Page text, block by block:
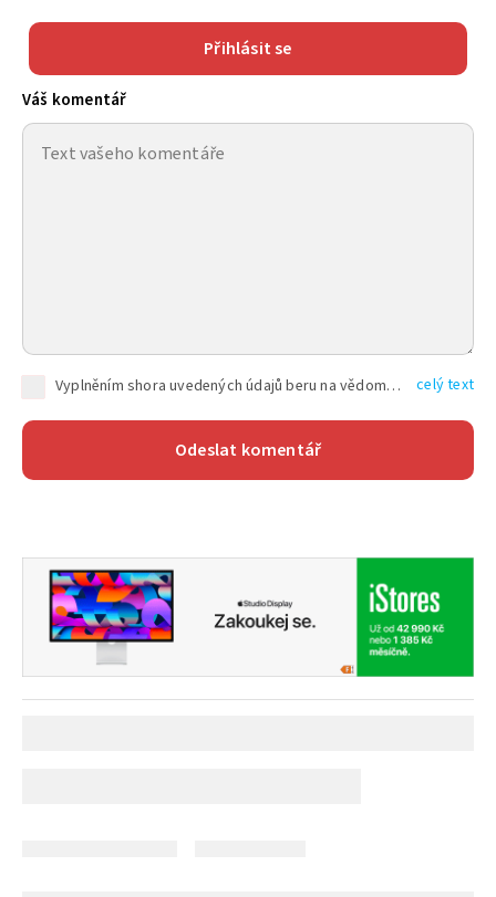
Přihlásit se
Váš komentář
Vyplněním shora uvedených údajů beru na vědomí, že společnost TEXT FACTORY s.r.o., sídlem Brno, Durďákova 336/29, Černá Pole, PSČ: 613 00, IČ: 06157831, zapsané u Krajského soudu v Brně, oddíl C, vložka 100399, bude zpracovávat mé osobní údaje uvedené v rámci mnou vyplněného registračního formuláře na základě oprávněných zájmů TEXT FACTORY s.r.o. dle čl. 6 odst. 1 písm. f) GDPR a pro splnění právních povinností (čl. 6 odst. 1 písm. c) GDPR), a to pro tyto účely: nezbytnost zajistit oprávnění návštěvníka webových stránek provozovaných společností TEXT FACTORY s.r.o. přispívat aktivně ke zveřejněným článkům nebo v rámci diskusních fór a výkon práv TEXT FACTORY s.r.o. jako administrátora těchto diskusních fór. Více informací o zpracování osobních údajů a právech lze nalézt v celý text